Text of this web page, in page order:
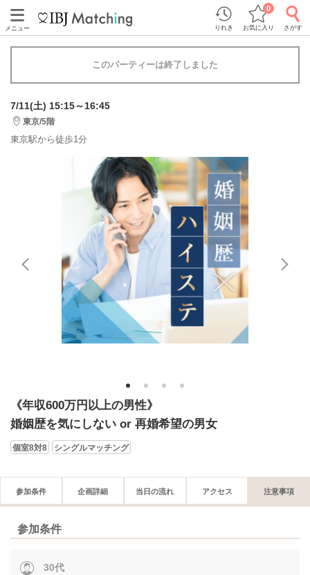
メニュー りれき お気に入り
0
さがす
このパーティーは終了しました
7/11(土) 15:15～16:45
東京/5階
東京駅から徒歩1分
1 2 3 4
《年収600万円以上の男性》
婚姻歴を気にしない or 再婚希望の男女
個室8対8 シングルマッチング
参加条件 企画詳細 当日の流れ アクセス 注意事項
参加条件
30代